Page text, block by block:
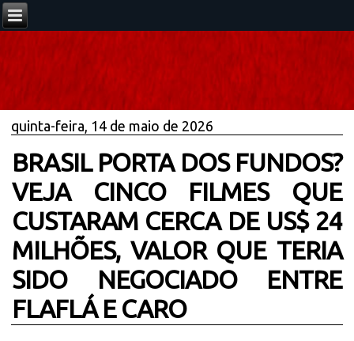
quinta-feira, 14 de maio de 2026
BRASIL PORTA DOS FUNDOS?
VEJA CINCO FILMES QUE
CUSTARAM CERCA DE US$ 24
MILHÕES, VALOR QUE TERIA
SIDO NEGOCIADO ENTRE
FLAFLÁ E CARO